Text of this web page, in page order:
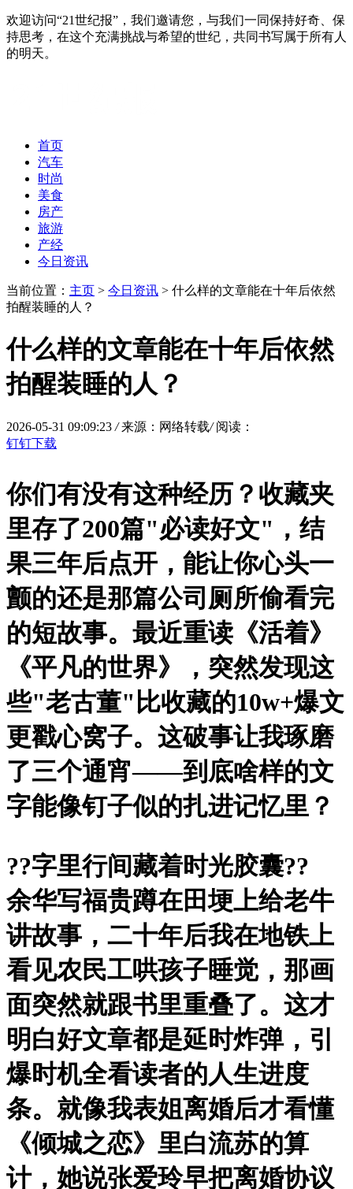
欢迎访问“21世纪报”，我们邀请您，与我们一同保持好奇、保
持思考，在这个充满挑战与希望的世纪，共同书写属于所有人
的明天。
首页
汽车
时尚
美食
房产
旅游
产经
今日资讯
当前位置： 主页 > 今日资讯 > 什么样的文章能在十年后依然
拍醒装睡的人？
什么样的文章能在十年后依然
拍醒装睡的人？
2026-05-31 09:09:23 / 来源：网络转载/ 阅读：
钉钉下载
你们有没有这种经历？收藏夹
里存了200篇"必读好文"，结
果三年后点开，能让你心头一
颤的还是那篇公司厕所偷看完
的短故事。最近重读《活着》
《平凡的世界》，突然发现这
些"老古董"比收藏的10w+爆文
更戳心窝子。这破事让我琢磨
了三个通宵——到底啥样的文
字能像钉子似的扎进记忆里？
??字里行间藏着时光胶囊??
余华写福贵蹲在田埂上给老牛
讲故事，二十年后我在地铁上
看见农民工哄孩子睡觉，那画
面突然就跟书里重叠了。这才
明白好文章都是延时炸弹，引
爆时机全看读者的人生进度
条。就像我表姐离婚后才看懂
《倾城之恋》里白流苏的算
计，她说张爱玲早把离婚协议